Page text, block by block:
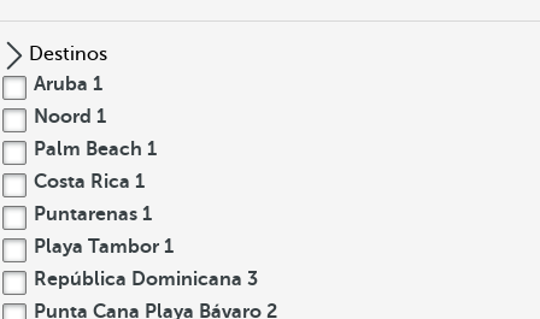
Destinos
Aruba 1
Noord 1
Palm Beach 1
Costa Rica 1
Puntarenas 1
Playa Tambor 1
República Dominicana 3
Punta Cana Playa Bávaro 2